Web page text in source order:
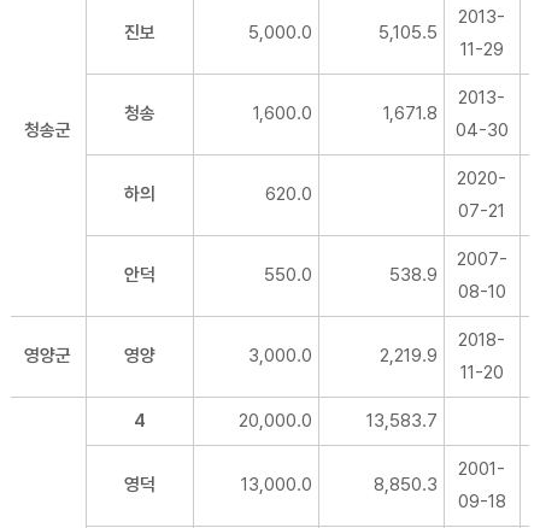
청송군
진보 5,000.0 5,105.5
2013-
11-29
청송 1,600.0 1,671.8
2013-
04-30
하의 620.0
2020-
07-21
안덕 550.0 538.9
2007-
08-10
영양군 영양 3,000.0 2,219.9
2018-
11-20
4 20,000.0 13,583.7
영덕 13,000.0 8,850.3
2001-
09-18